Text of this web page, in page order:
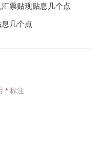
票贴现贴息几个点
几个点
*标注